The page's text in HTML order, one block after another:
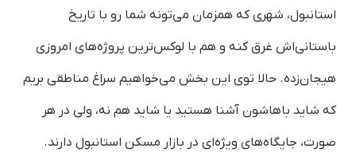
استانبول، شهری که همزمان می‌تونه شما رو با تاریخ
باستانی‌اش غرق کنه و هم با لوکس‌ترین پروژه‌های امروزی
هیجان‌زده. حالا توی این بخش می‌خواهیم سراغ مناطقی بریم
که شاید باهاشون آشنا هستید یا شاید هم نه، ولی در هر
صورت، جایگاه‌های ویژه‌ای در بازار مسکن استانبول دارند.